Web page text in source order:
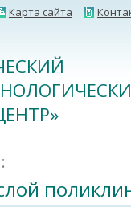
Карта сайта